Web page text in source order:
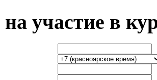
участие в